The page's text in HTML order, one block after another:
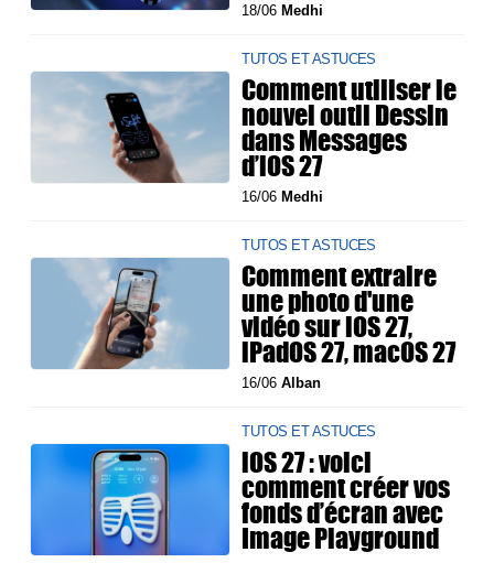
18/06Medhi
TUTOS ET ASTUCES
Comment utiliser le
nouvel outil Dessin
dans Messages
d’iOS 27
16/06Medhi
TUTOS ET ASTUCES
Comment extraire
une photo d'une
vidéo sur iOS 27,
iPadOS 27, macOS 27
16/06Alban
TUTOS ET ASTUCES
iOS 27 : voici
comment créer vos
fonds d’écran avec
Image Playground